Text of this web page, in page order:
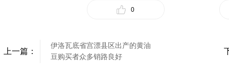
0
上一篇：
伊洛瓦底省宫漂县区出产的黄油
豆购买者众多销路良好